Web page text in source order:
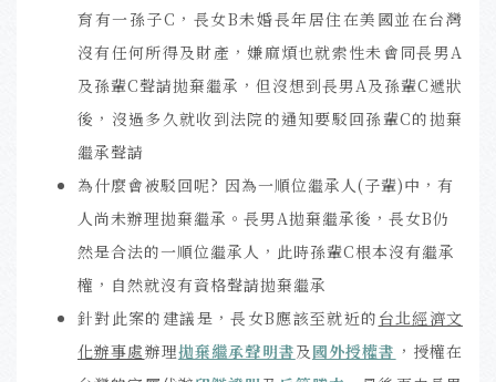
育有一孫子C，長女B未婚長年居住在美國並在台灣
沒有任何所得及財產，嫌麻煩也就索性未會同長男A
及孫輩C聲請拋棄繼承，但沒想到長男A及孫輩C遞狀
後，沒過多久就收到法院的通知要駁回孫輩C的拋棄
繼承聲請
為什麼會被駁回呢? 因為一順位繼承人(子輩)中，有
人尚未辦理拋棄繼承。長男A拋棄繼承後，長女B仍
然是合法的一順位繼承人，此時孫輩C根本沒有繼承
權，自然就沒有資格聲請拋棄繼承
針對此案的建議是，長女B應該至就近的 台北經濟文
化辦事處辦理拋棄繼承聲明書及 國外授權書 ，授權在